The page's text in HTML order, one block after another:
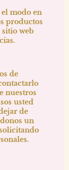
el modo en
productos
web
de
nuestros
usted
de
un